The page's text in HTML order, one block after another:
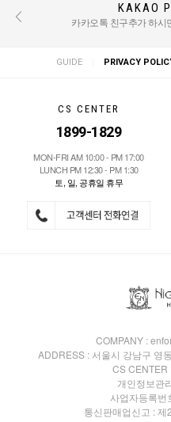
후기 작성 시 적립금 혜택
KAKAO
카카오톡 친구추가 하시
GUIDE PRIVACY
CS CENTER
1899-1829
MON-FRI AM 10:00 - PM 17:00
LUNCH PM 12:30 - PM 1:30
토, 일, 공휴일 휴무
COMPANY :
ADDRESS : 서울시 강남구 영
CS
개인정보관
사업자등록
통신판매업신고 :